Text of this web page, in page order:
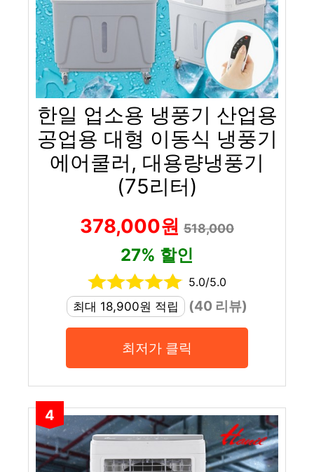
한일 업소용 냉풍기 산업용
공업용 대형 이동식 냉풍기
에어쿨러, 대용량냉풍기
(75리터)
378,000원 518,000
27% 할인
5.0/5.0
최대 18,900원 적립
(40 리뷰)
최저가 클릭
4